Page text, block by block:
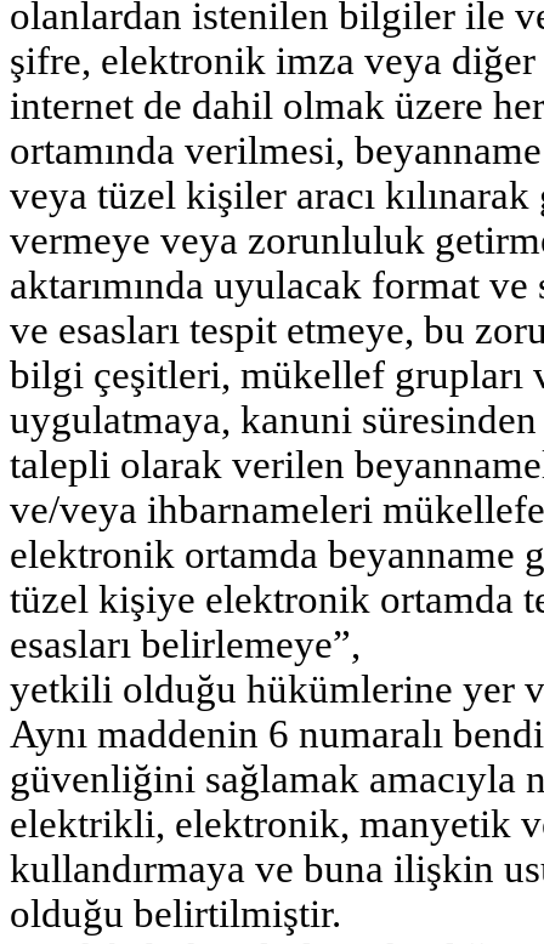
olanlardan istenilen bilgiler ile
şifre, elektronik imza veya
internet de dahil olmak üzere
ortamında verilmesi,
veya tüzel kişiler aracı
vermeye veya zorunluluk
aktarımında uyulacak format
ve esasları tespit etmeye, bu
bilgi çeşitleri, mükellef grupları
uygulatmaya, kanuni
talepli olarak verilen
ve/veya ihbarnameleri
elektronik ortamda beyanname
tüzel kişiye elektronik ortamda
esasları belirlemeye”,
yetkili olduğu hükümlerine yer
Aynı maddenin 6 numaralı
güvenliğini sağlamak amacıyla
elektrikli, elektronik, manyetik
kullandırmaya ve buna ilişkin
olduğu belirtilmiştir.